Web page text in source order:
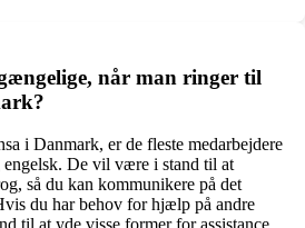
når man ringer til
i Danmark, er de fleste medarbejdere
engelsk. De vil være i stand til at
så du kan kommunikere på det
du har behov for hjælp på andre